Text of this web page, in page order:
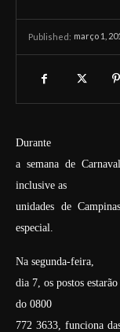
Published: março 1,
Durante
a semana de
inclusive as
unidades de
especial.
Na segunda-feira,
dia 7, os postos
do 0800
772 3633, funciona